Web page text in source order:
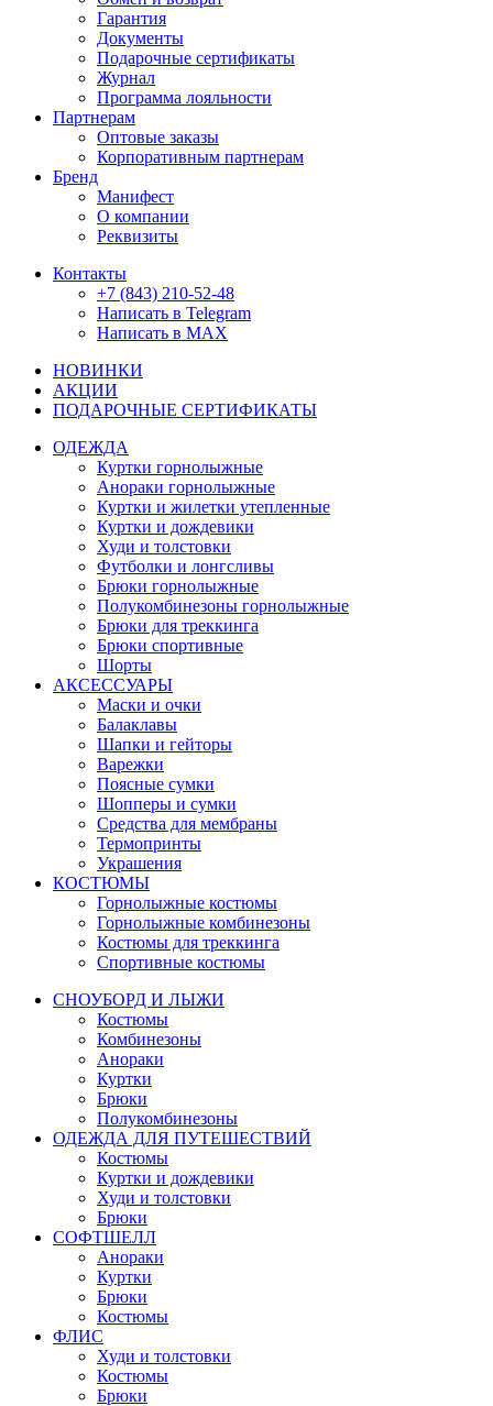
Гарантия
Документы
Подарочные сертификаты
Журнал
Программа лояльности
Партнерам
Оптовые заказы
Корпоративным партнерам
Бренд
Манифест
О компании
Реквизиты
Контакты
+7 (843) 210-52-48
Написать в Telegram
Написать в MAX
НОВИНКИ
АКЦИИ
ПОДАРОЧНЫЕ СЕРТИФИКАТЫ
ОДЕЖДА
Куртки горнолыжные
Анораки горнолыжные
Куртки и жилетки утепленные
Куртки и дождевики
Худи и толстовки
Футболки и лонгсливы
Брюки горнолыжные
Полукомбинезоны горнолыжные
Брюки для треккинга
Брюки спортивные
Шорты
АКСЕССУАРЫ
Маски и очки
Балаклавы
Шапки и гейторы
Варежки
Поясные сумки
Шопперы и сумки
Средства для мембраны
Термопринты
Украшения
КОСТЮМЫ
Горнолыжные костюмы
Горнолыжные комбинезоны
Костюмы для треккинга
Спортивные костюмы
СНОУБОРД И ЛЫЖИ
Костюмы
Комбинезоны
Анораки
Куртки
Брюки
Полукомбинезоны
ОДЕЖДА ДЛЯ ПУТЕШЕСТВИЙ
Костюмы
Куртки и дождевики
Худи и толстовки
Брюки
СОФТШЕЛЛ
Анораки
Куртки
Брюки
Костюмы
ФЛИС
Худи и толстовки
Костюмы
Брюки